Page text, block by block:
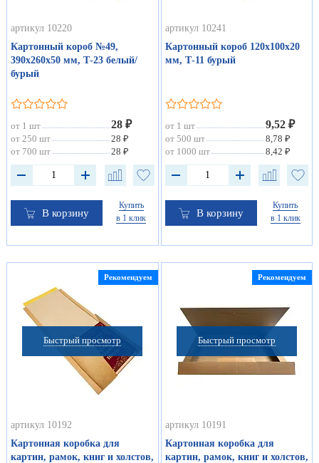
артикул 10220
Картонный короб №49,
390х260х50 мм, Т-23 белый/
бурый
от 1 шт 28 ₽
от 250 шт
28 ₽
от 700 шт
28 ₽
В корзину
Купить
в 1 клик
артикул 10241
Картонный короб 120х100х20
мм, Т-11 бурый
от 1 шт 9,52 ₽
от 500 шт
8,78 ₽
от 1000 шт
8,42 ₽
В корзину
Купить
в 1 клик
Быстрый просмотр
Рекомендуем
артикул 10192
Картонная коробка для
картин, рамок, книг и холстов,
Быстрый просмотр
Рекомендуем
артикул 10191
Картонная коробка для
картин, рамок, книг и холстов,